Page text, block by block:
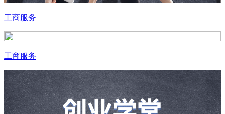
工商服务
工商服务